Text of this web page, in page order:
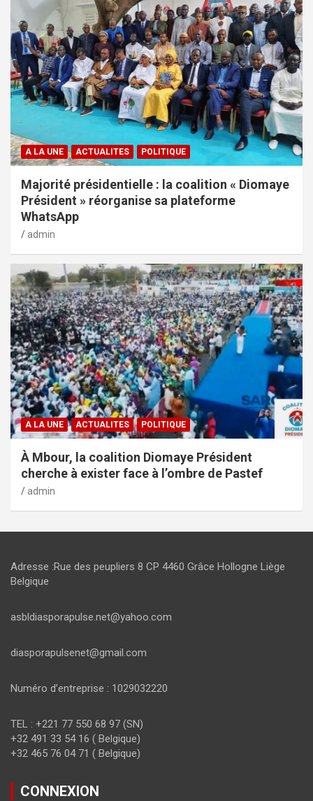
A LA UNE ACTUALITES POLITIQUE
Majorité présidentielle : la coalition « Diomaye
Président » réorganise sa plateforme
WhatsApp
admin
A LA UNE ACTUALITES POLITIQUE
À Mbour, la coalition Diomaye Président
cherche à exister face à l’ombre de Pastef
admin
Adresse :Rue des peupliers 8 CP 4460 Grâce Hollogne Liège
Belgique
asbldiasporapulse.net@yahoo.com
diasporapulsenet@gmail.com
Numéro d’entreprise : 1029032220
TEL : +221 77 550 68 97 (SN)
+32 491 33 54 16 ( Belgique)
+32 465 76 04 71 ( Belgique)
CONNEXION